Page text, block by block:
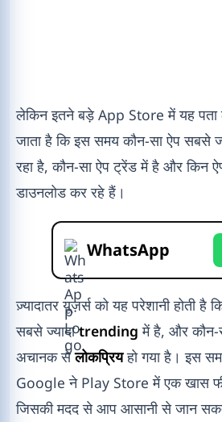
लेकिन इतने बड़े App Store में यह पता
जाता है कि इस समय कौन-सा ऐप सबसे
रहा है, कौन-सा ऐप ट्रेंड में है और किन
डाउनलोड कर रहे हैं।
WhatsApp
ज़्यादातर यूज़र्स को यह परेशानी होती
सबसे ज्यादाtrending में है, और कौन-
अचानक सेलोकप्रियहो गया है। इस
Google ने Play Store में एक खास
जिसकी मदद से आप आसानी से जान